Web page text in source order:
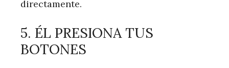
directamente.
5. ÉL PRESIONA TUS
BOTONES